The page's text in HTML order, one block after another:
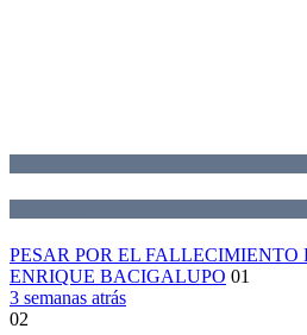
PESAR POR EL FALLECIMIENTO
ENRIQUE BACIGALUPO 01
3 semanas atrás
02